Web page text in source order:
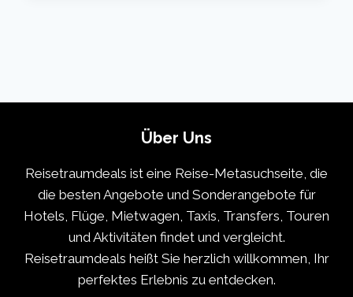
Über Uns
Reisetraumdeals ist eine Reise-Metasuchseite, die
die besten Angebote und Sonderangebote für
Hotels, Flüge, Mietwagen, Taxis, Transfers, Touren
und Aktivitäten findet und vergleicht.
Reisetraumdeals heißt Sie herzlich willkommen, Ihr
perfektes Erlebnis zu entdecken.